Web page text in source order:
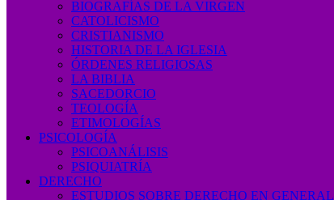
BIOGRAFÍAS DE LA VIRGEN
CATOLICISMO
CRISTIANISMO
HISTORIA DE LA IGLESIA
ÓRDENES RELIGIOSAS
LA BIBLIA
SACEDORCIO
TEOLOGÍA
ETIMOLOGÍAS
PSICOLOGÍA
PSICOANÁLISIS
PSIQUIATRÍA
DERECHO
ESTUDIOS SOBRE DERECHO EN GENERAL